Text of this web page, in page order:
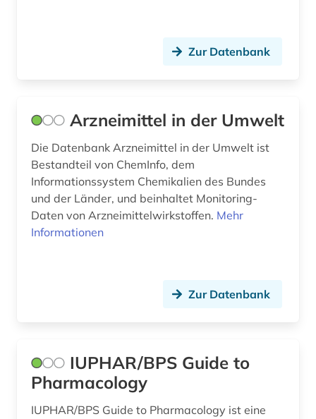
Zur Datenbank
Arzneimittel in der Umwelt
Die Datenbank Arzneimittel in der Umwelt ist
Bestandteil von ChemInfo, dem
Informationssystem Chemikalien des Bundes
und der Länder, und beinhaltet Monitoring-
Daten von Arzneimittelwirkstoffen. Mehr
Informationen
Zur Datenbank
IUPHAR/BPS Guide to
Pharmacology
IUPHAR/BPS Guide to Pharmacology ist eine